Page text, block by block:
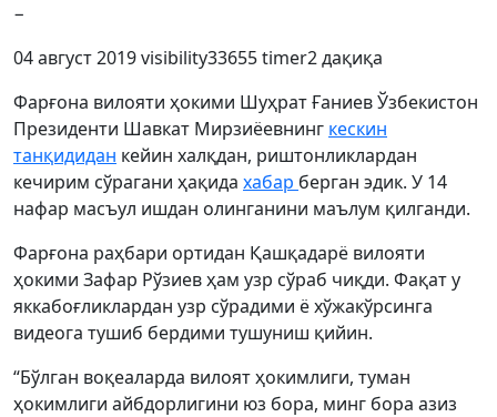
−
04 август 2019visibility33655timer2 дақиқа
Фарғона вилояти ҳокими Шуҳрат Ғаниев Ўзбекистон
Президенти Шавкат Мирзиёевнинг кескин
танқидидан кейин халқдан, риштонликлардан
кечирим сўрагани ҳақида хабар берган эдик. У 14
нафар масъул ишдан олинганини маълум қилганди.
Фарғона раҳбари ортидан Қашқадарё вилояти
ҳокими Зафар Рўзиев ҳам узр сўраб чиқди. Фақат у
яккабоғликлардан узр сўрадими ё хўжакўрсинга
видеога тушиб бердими тушуниш қийин.
“Бўлган воқеаларда вилоят ҳокимлиги, туман
ҳокимлиги айбдорлигини юз бора, минг бора азиз